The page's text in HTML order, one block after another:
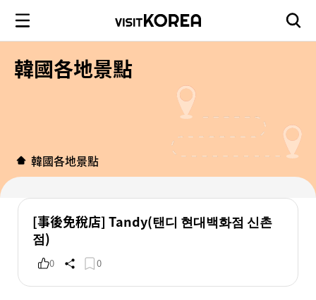
韓國各地景點
韓國各地景點
[事後免稅店] Tandy(탠디 현대백화점 신촌
점)
0 0